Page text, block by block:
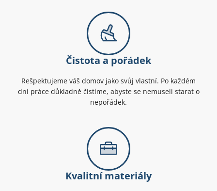
Čistota a pořádek
Rešpektujeme váš domov jako svůj vlastní. Po každém
dni práce důkladně čistíme, abyste se nemuseli starat o
nepořádek.
Kvalitní materiály